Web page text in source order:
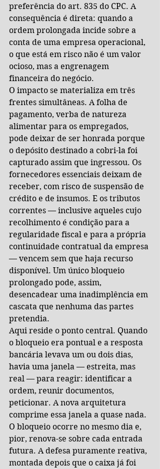
preferência do art. 835 do CPC. A
consequência é direta: quando a
ordem prolongada incide sobre a
conta de uma empresa operacional,
o que está em risco não é um valor
ocioso, mas a engrenagem
financeira do negócio.
O impacto se materializa em três
frentes simultâneas. A folha de
pagamento, verba de natureza
alimentar para os empregados,
pode deixar de ser honrada porque
o depósito destinado a cobri-la foi
capturado assim que ingressou. Os
fornecedores essenciais deixam de
receber, com risco de suspensão de
crédito e de insumos. E os tributos
correntes — inclusive aqueles cujo
recolhimento é condição para a
regularidade fiscal e para a própria
continuidade contratual da empresa
— vencem sem que haja recurso
disponível. Um único bloqueio
prolongado pode, assim,
desencadear uma inadimplência em
cascata que nenhuma das partes
pretendia.
Aqui reside o ponto central. Quando
o bloqueio era pontual e a resposta
bancária levava um ou dois dias,
havia uma janela — estreita, mas
real — para reagir: identificar a
ordem, reunir documentos,
peticionar. A nova arquitetura
comprime essa janela a quase nada.
O bloqueio ocorre no mesmo dia e,
pior, renova-se sobre cada entrada
futura. A defesa puramente reativa,
montada depois que o caixa já foi